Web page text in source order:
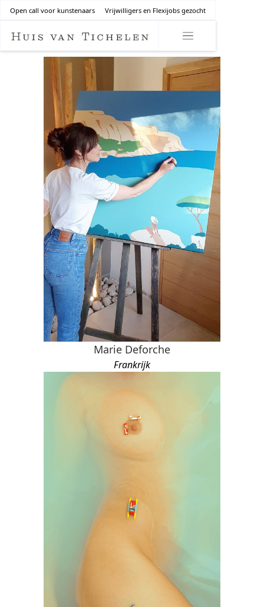
Open call voor kunstenaars Vrijwilligers en Flexijobs gezocht
Marie Deforche
Frankrijk